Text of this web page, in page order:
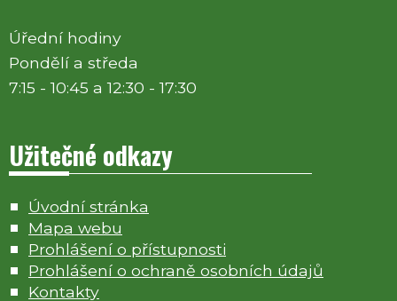
Úřední hodiny
Pondělí a středa
7:15 - 10:45 a 12:30 - 17:30
Užitečné odkazy
Úvodní stránka
Mapa webu
Prohlášení o přístupnosti
Prohlášení o ochraně osobních údajů
Kontakty